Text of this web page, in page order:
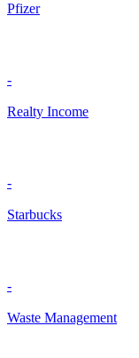
Pfizer
-
Realty Income
-
Starbucks
-
Waste Management